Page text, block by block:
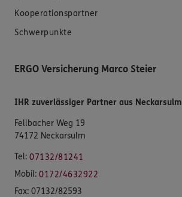
Kooperationspartner
Schwerpunkte
ERGO Versicherung Marco Steier
IHR zuverlässiger Partner aus Neckarsulm
Fellbacher Weg 19
74172 Neckarsulm
Tel: 07132/81241
Mobil: 0172/4632922
Fax: 07132/82593